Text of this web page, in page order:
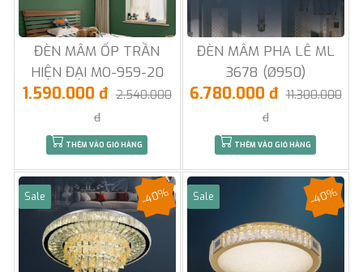
ĐÈN MÂM ỐP TRẦN
HIỆN ĐẠI MO-959-20
1.590.000 đ 2.540.000
đ
THÊM VÀO GIỎ HÀNG
ĐÈN MÂM PHA LÊ ML
3678 (Ø950)
6.780.000 đ 11.300.000
đ
THÊM VÀO GIỎ HÀNG
Sale -40% Sale -40%